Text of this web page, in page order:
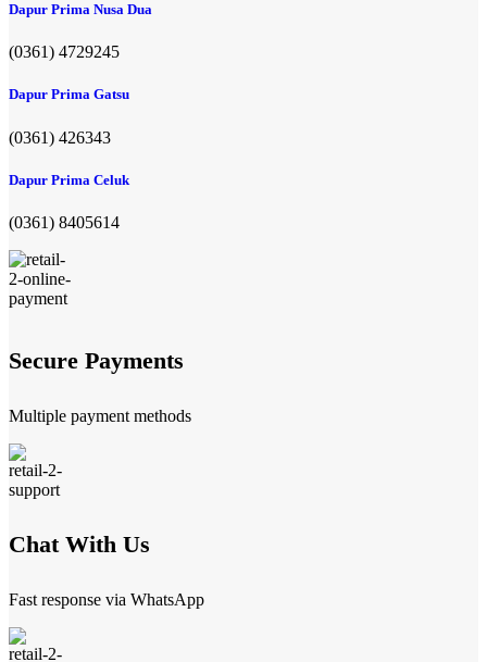
Dapur Prima Nusa Dua
(0361) 4729245
Dapur Prima Gatsu
(0361) 426343
Dapur Prima Celuk
(0361) 8405614
Secure Payments
Multiple payment methods
Chat With Us
Fast response via WhatsApp